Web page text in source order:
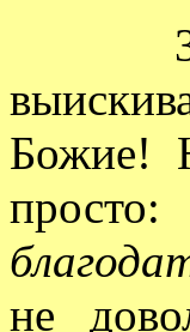
3.
Божие!
просто:
не